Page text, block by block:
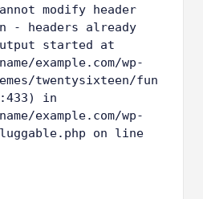
modify header
- headers already
started at
example.com/wp-
twentysixteen/fun
in
example.com/wp-
on line